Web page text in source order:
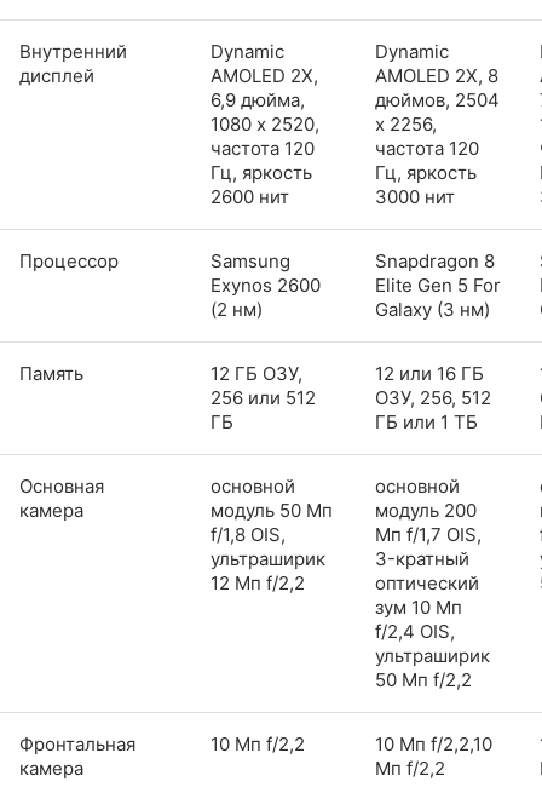
Внутренний
дисплей
Dynamic
AMOLED 2X,
6,9 дюйма,
1080 x 2520,
частота 120
Гц, яркость
2600 нит
Dynamic
AMOLED 2X, 8
дюймов, 2504
x 2256,
частота 120
Гц, яркость
3000 нит
Процессор
Samsung
Exynos 2600
(2 нм)
Snapdragon 8
Elite Gen 5 For
Galaxy (3 нм)
Память
12 ГБ ОЗУ,
256 или 512
ГБ
12 или 16 ГБ
ОЗУ, 256, 512
ГБ или 1 ТБ
Основная
камера
основной
модуль 50 Мп
f/1,8 OIS,
ультраширик
12 Мп f/2,2
основной
модуль 200
Мп f/1,7 OIS,
3-кратный
оптический
зум 10 Мп
f/2,4 OIS,
ультраширик
50 Мп f/2,2
Фронтальная
камера
10 Мп f/2,2
10 Мп f/2,2,10
Мп f/2,2